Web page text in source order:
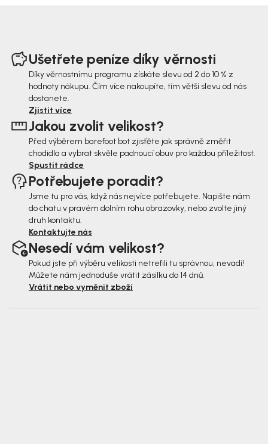
Ušetřete peníze díky věrnosti
Díky věrnostnímu programu získáte slevu od 2 do 10 % z
hodnoty nákupu. Čím více nakoupíte, tím větší slevu od nás
dostanete.
Zjistit více
Jakou zvolit velikost?
Před výběrem barefoot bot zjisťěte jak správně změřit
chodidla a vybrat skvěle padnoucí obuv pro každou příležitost.
Spustit rádce
Potřebujete poradit?
Jsme tu pro vás, když nás nejvíce potřebujete. Napište nám
do chatu v pravém dolním rohu obrazovky, nebo zvolte jiný
druh kontaktu.
Kontaktujte nás
Nesedí vám velikost?
Pokud jste při výběru velikosti netrefili tu správnou, nevadí!
Můžete nám jednoduše vrátit zásilku do 14 dnů.
Vrátit nebo vyměnit zboží